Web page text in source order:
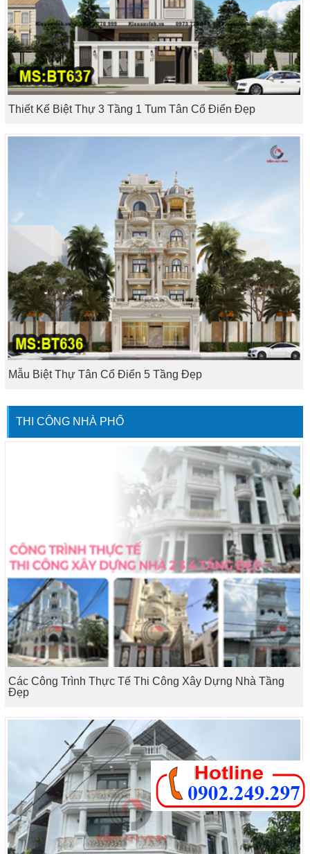
Thiết Kế Biệt Thự 3 Tầng 1 Tum Tân Cổ Điển Đẹp
Mẫu Biệt Thự Tân Cổ Điển 5 Tầng Đẹp
THI CÔNG NHÀ PHỐ
Các Công Trình Thực Tế Thi Công Xây Dựng Nhà Tầng
Đẹp